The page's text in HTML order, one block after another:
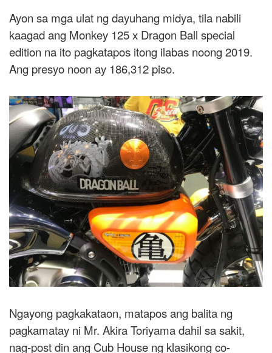
Ayon sa mga ulat ng dayuhang midya, tila nabili
kaagad ang Monkey 125 x Dragon Ball special
edition na ito pagkatapos itong ilabas noong 2019.
Ang presyo noon ay 186,312 piso.
Ngayong pagkakataon, matapos ang balita ng
pagkamatay ni Mr. Akira Toriyama dahil sa sakit,
nag-post din ang Cub House ng klasikong co-